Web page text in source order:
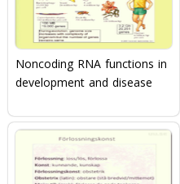
Noncoding RNA functions in
development and disease